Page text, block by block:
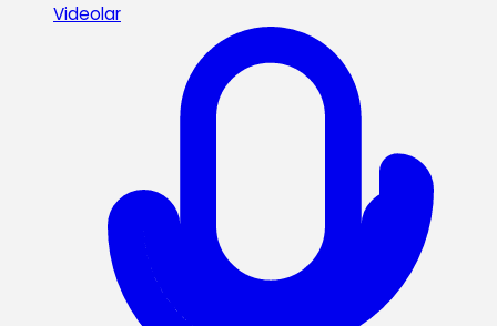
Videolar